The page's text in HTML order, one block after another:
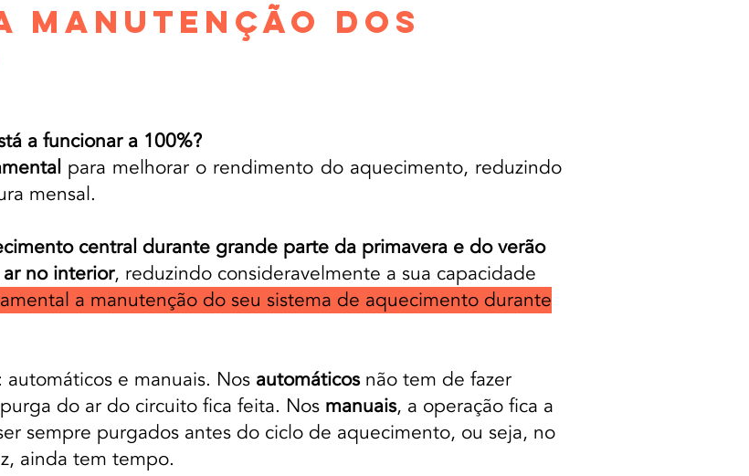
MANUTENÇÃO Dos
a funcionar a 100%?
para melhorar o rendimento do aquecimento, reduzindo
mensal.
central durante grande parte da primavera e do verão
no interior, reduzindo consideravelmente a sua capacidade
a manutenção do seu sistema de aquecimento durante
e manuais. Nos automáticosnão tem de fazer
do ar do circuito fica feita. Nos manuais, a operação fica a
sempre purgados antes do ciclo de aquecimento, ou seja, no
ainda tem tempo.